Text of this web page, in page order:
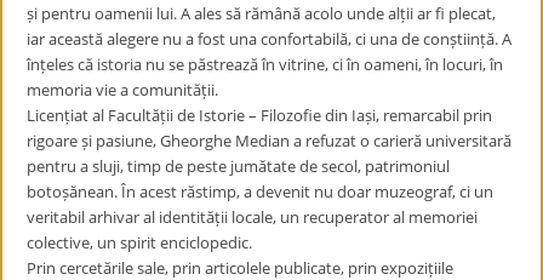
și pentru oamenii lui. A ales să rămână acolo unde alții ar fi plecat,
iar această alegere nu a fost una confortabilă, ci una de conștiință. A
înțeles că istoria nu se păstrează în vitrine, ci în oameni, în locuri, în
memoria vie a comunității.
Licențiat al Facultății de Istorie – Filozofie din Iași, remarcabil prin
rigoare și pasiune, Gheorghe Median a refuzat o carieră universitară
pentru a sluji, timp de peste jumătate de secol, patrimoniul
botoșănean. În acest răstimp, a devenit nu doar muzeograf, ci un
veritabil arhivar al identității locale, un recuperator al memoriei
colective, un spirit enciclopedic.
Prin cercetările sale, prin articolele publicate, prin expozițiile